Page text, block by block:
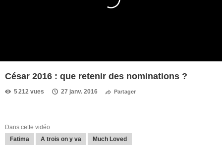
César 2016 : que retenir des nominations ?
5 212 vues 27 janv. 2016 Partager
Dans cette vidéo
Fatima
A trois on y va Much Loved